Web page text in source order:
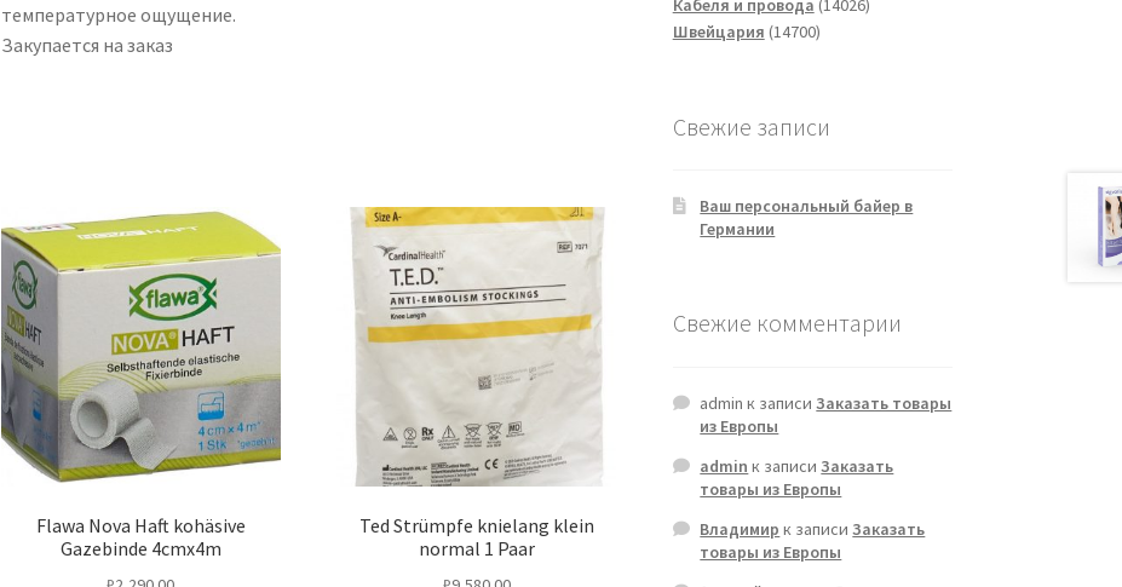
температурное ощущение.
Закупается на заказ
Flawa Nova Haft kohäsive
Gazebinde 4cmx4m
Ted Strümpfe knielang klein
normal 1 Paar
Кабеля и провода 14026
Швейцария 1470014700
Свежие записи
Ваш персональный байер в
Германии
Свежие комментарии
admin к записиЗаказать товары
из Европы
admin к записиЗаказать
товары из Европы
Владимир к записиЗаказать
товары из Европы